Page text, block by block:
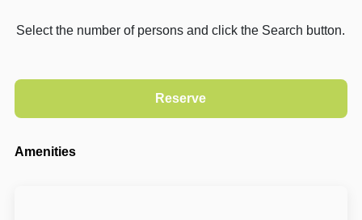
Select the number of persons and click the Search button.
Amenities